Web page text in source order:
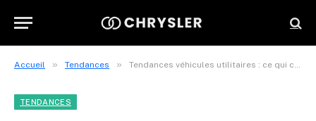
Accueil » Tendances » Tendances véhicules utilitaires : ce qui cartonne en 2025
TENDANCES